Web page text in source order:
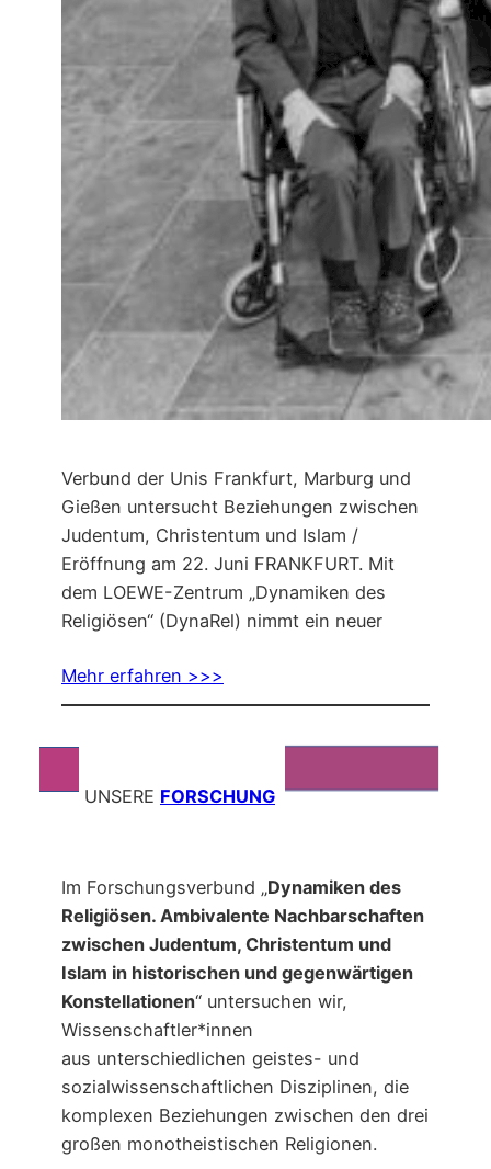
Verbund der Unis Frankfurt, Marburg und
Gießen untersucht Beziehungen zwischen
Judentum, Christentum und Islam /
Eröffnung am 22. Juni FRANKFURT. Mit
dem LOEWE-Zentrum „Dynamiken des
Religiösen“ (DynaRel) nimmt ein neuer
Mehr erfahren >>>
UNSERE FORSCHUNG
Im Forschungsverbund „Dynamiken des
Religiösen. Ambivalente Nachbarschaften
zwischen Judentum, Christentum und
Islam in historischen und gegenwärtigen
Konstellationen“ untersuchen wir,
Wissenschaftler*innen
aus unterschiedlichen geistes- und
sozialwissenschaftlichen Disziplinen, die
komplexen Beziehungen zwischen den drei
großen monotheistischen Religionen.